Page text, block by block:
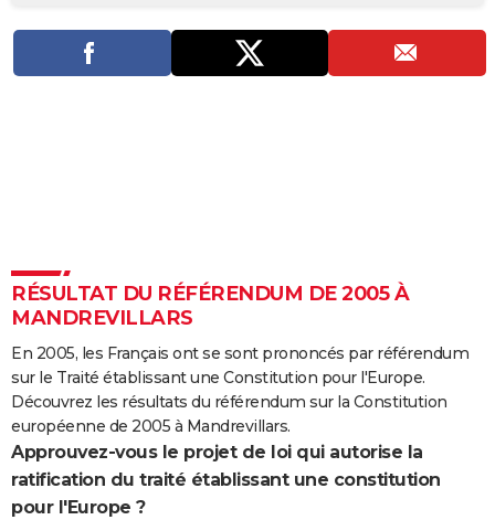
PHOTO
GUIDES D'ACHAT
COPAINS D'AVANT
FORUM
Bricolage
Lifestyle
Culture
Sport
Auto
Television
Voyage
Cinema
RÉSULTAT DU RÉFÉRENDUM DE 2005 À
MANDREVILLARS
En 2005, les Français ont se sont prononcés par référendum
sur le Traité établissant une Constitution pour l'Europe.
Découvrez les résultats du référendum sur la Constitution
européenne de 2005 à Mandrevillars.
Approuvez-vous le projet de loi qui autorise la
ratification du traité établissant une constitution
pour l'Europe ?